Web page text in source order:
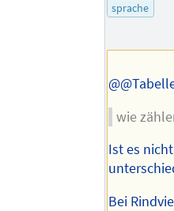
sprache
wie
Ist es
Bei